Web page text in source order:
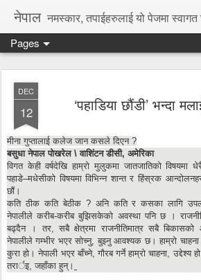
नेपाल नमस्कार, तपाईहरुलाई यो पेजमा स्वागत छ। सकेसम्म नया तथा रोचक
Pages
DEC
12 ‘पहाडिया छौंडी’ भन्दा
मीना गुप्तालाई कलेज जान कसले दिएन ?
बसुधा नेपाल पोखरेल \ वाशिंटन डीसी, अमेरिका
विगत केही वर्षदेखि हाम्रो मुलुकमा जातजातिको विषयमा
पहाडे–मधेसीको विषयमा विभिन्न शान्त र हिंस्रक
छौं।
कति ठीक कति बेठीक ? अनि कति र कसका लागि
नेपालीले करीब-करीब बुझिसकेको अवस्था पनि छ ।
बढ्दैन । तर, सबै क्षेत्रमा राजनीतिमात्र सबै
नेपालीले गम्भीर भएर सोच्नु, बुझ्नु आवश्यक छ। हाम्रो
कुरा हो। नेपाली भएर बाँच्ने, गौरब गर्ने हाम्रो चाहना, उद्देश्य
तरार्इ, जहाँका हुन्।